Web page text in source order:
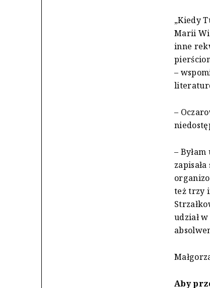
„Kiedy
Marii
inne
–
–
–
też trzy
udział
Aby